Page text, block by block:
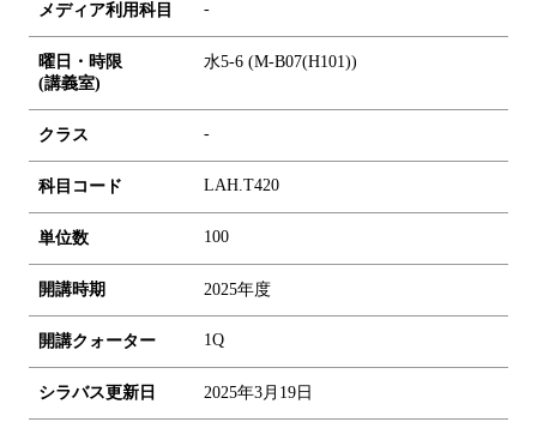
メディア利用科目 -
曜日・時限
(講義室)
水5-6 (M-B07(H101))
クラス -
科目コード LAH.T420
単位数 100
開講時期 2025年度
開講クォーター 1Q
シラバス更新日 2025年3月19日